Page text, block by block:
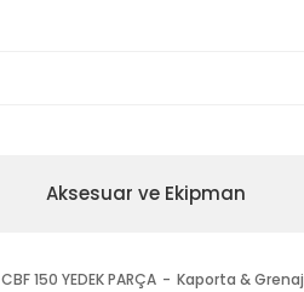
Aksesuar ve Ekipman
CBF 150 YEDEK PARÇA Kaporta & Grenaj